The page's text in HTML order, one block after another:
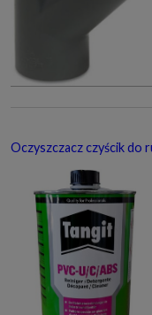
Oczyszczacz czyścik do